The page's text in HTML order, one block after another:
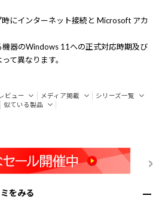
にインターネット接続と Microsoft アカ
器のWindows 11への正式対応時期及び
て異なります。
レビュー メディア掲載
シリーズ一覧
似ている製品
をみる